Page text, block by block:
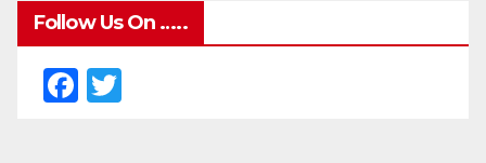
Follow Us On …..
F